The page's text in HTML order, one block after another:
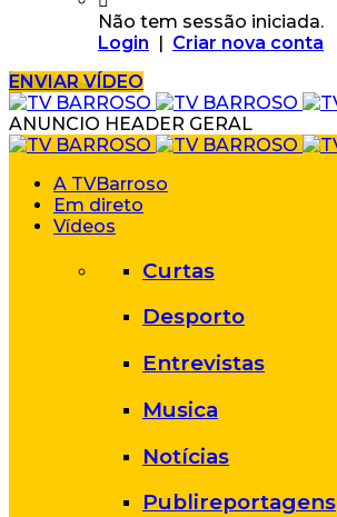
Não tem sessão iniciada.
Login | Criar nova conta
ENVIAR VÍDEO
ANUNCIO HEADER GERAL
A TVBarroso
Em direto
Vídeos
Curtas
Desporto
Entrevistas
Musica
Notícias
Publireportagens